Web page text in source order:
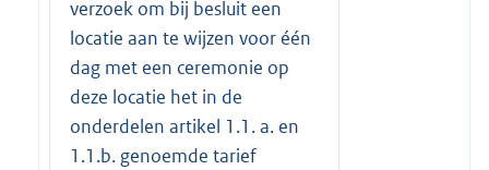
verzoek om bij besluit een
locatie aan te wijzen voor één
dag met een ceremonie op
deze locatie het in de
onderdelen artikel 1.1. a. en
1.1.b. genoemde tarief